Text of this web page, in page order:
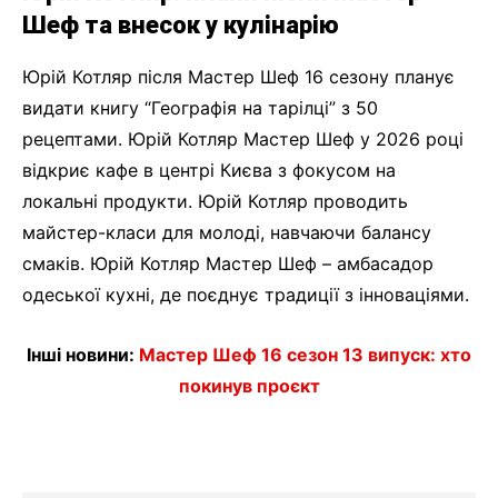
Шеф та внесок у кулінарію
Юрій Котляр після Мастер Шеф 16 сезону планує
видати книгу “Географія на тарілці” з 50
рецептами. Юрій Котляр Мастер Шеф у 2026 році
відкриє кафе в центрі Києва з фокусом на
локальні продукти. Юрій Котляр проводить
майстер-класи для молоді, навчаючи балансу
смаків. Юрій Котляр Мастер Шеф – амбасадор
одеської кухні, де поєднує традиції з інноваціями.
Інші новини: Мастер Шеф 16 сезон 13 випуск: хто
покинув проєкт